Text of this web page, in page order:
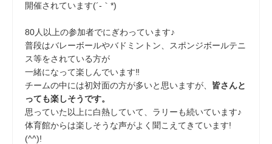
開催されています(´-｀*)
80人以上の参加者でにぎわっています♪
普段はバレーボールやバドミントン、スポンジボールテニ
ス等をされている方が
一緒になって楽しんでいます‼
チームの中には初対面の方が多いと思いますが、 皆さんと
っても楽しそうです。
思っていた以上に白熱していて、ラリーも続いています♪
体育館からは楽しそうな声がよく聞こえてきています!
(^^)!